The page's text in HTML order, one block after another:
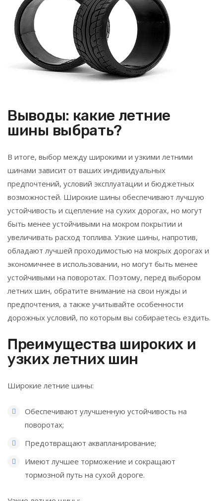
Выводы: какие летние
шины выбрать?
В итоге, выбор между широкими и узкими летними
шинами зависит от ваших индивидуальных
предпочтений, условий эксплуатации и бюджетных
возможностей. Широкие шины обеспечивают лучшую
устойчивость и сцепление на сухих дорогах, но могут
быть менее устойчивыми на мокром покрытии и
увеличивать расход топлива. Узкие шины, напротив,
обладают лучшей проходимостью на мокрых дорогах и
экономичнее в использовании, но могут быть менее
устойчивыми на поворотах. Поэтому, перед выбором
летних шин, обратите внимание на свои нужды и
предпочтения, а также учитывайте особенности
дорожных условий, по которым вы собираетесь ездить.
Преимущества широких и
узких летних шин
Широкие летние шины:
Обеспечивают улучшенную устойчивость на
поворотах;
Предотвращают аквапланирование;
Имеют лучшее торможение и сокращают
тормозной путь на сухой дороге.